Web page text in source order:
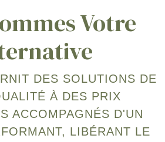
Votre
DES SOLUTIONS DE
À DES PRIX
ACCOMPAGNÉS D'UN
LIBÉRANT LE